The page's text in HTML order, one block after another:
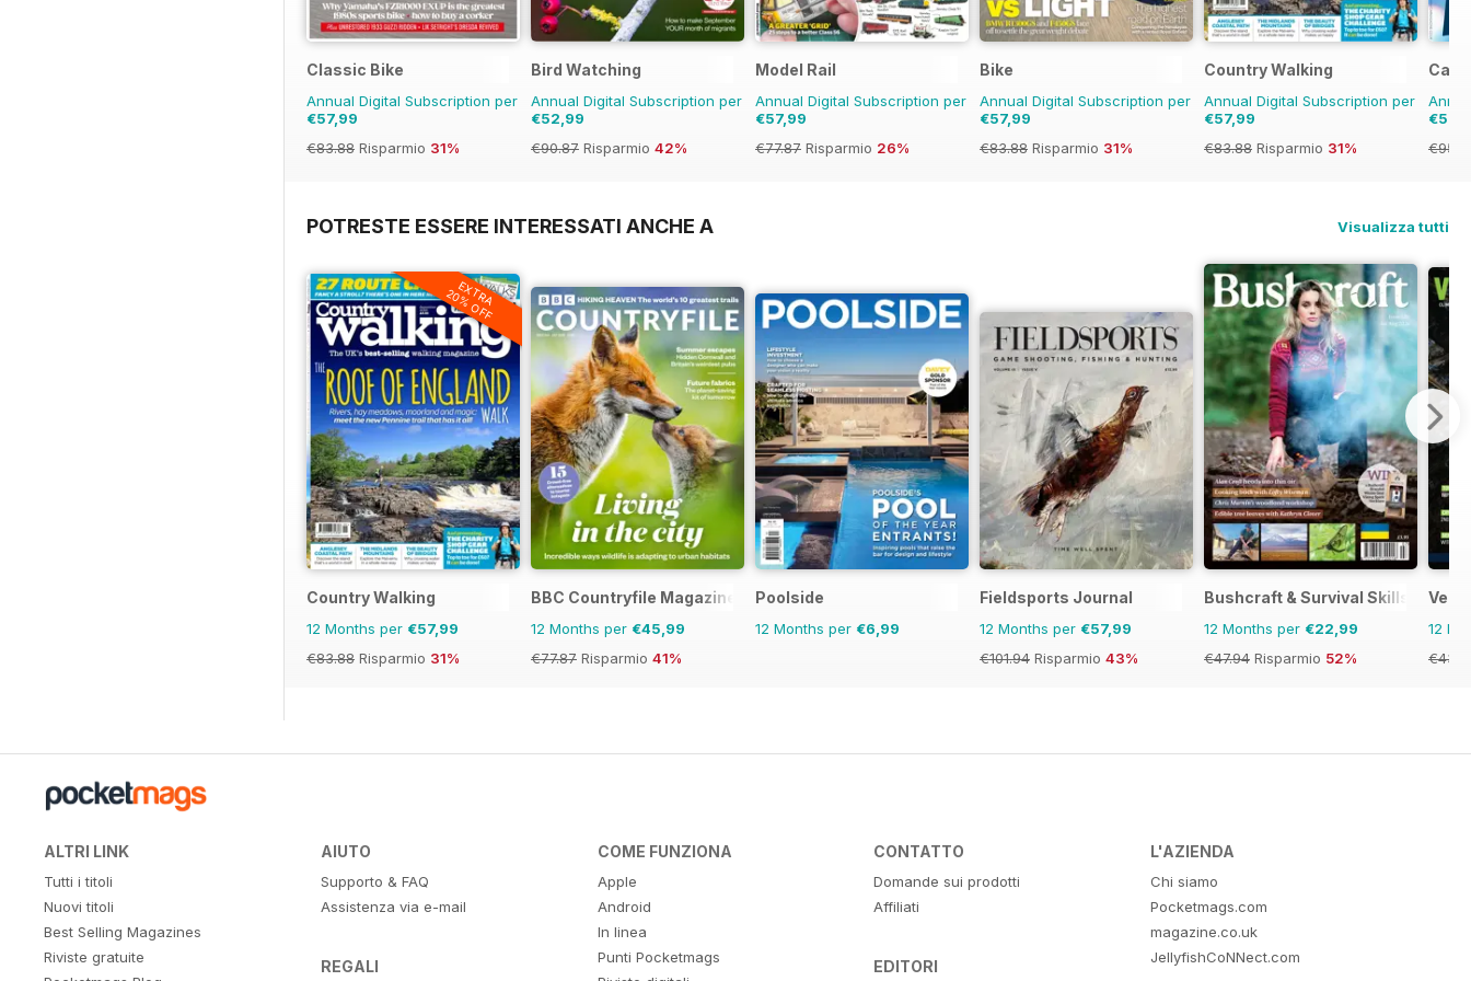
Classic Bike
Annual Digital Subscription per
€57,99
€83.88 Risparmio 31%
Bird Watching
Annual Digital Subscription per
€52,99
€90.87 Risparmio 42%
Model Rail
Annual Digital Subscription per
€57,99
€77.87 Risparmio 26%
Bike
Annual Digital Subscription per
€57,99
€83.88 Risparmio 31%
Country Walking
Annual Digital Subscription per
€57,99
€83.88 Risparmio 31%
Car
POTRESTE ESSERE INTERESSATI ANCHE A Visualizza tutti
EXTRA
20% OFF
Country Walking
12 Months per €57,99
€83.88 Risparmio 31%
BBC Countryfile Magazine
12 Months per €45,99
€77.87 Risparmio 41%
Poolside
12 Months per €6,99
Fieldsports Journal
12 Months per €57,99
€101.94 Risparmio 43%
Bushcraft & Survival Skills
12 Months per €22,99
€47.94 Risparmio 52%
12
ALTRI LINK
Tutti i titoli
Nuovi titoli
Best Selling Magazines
Riviste gratuite
AIUTO
Supporto & FAQ
Assistenza via e-mail
REGALI
COME FUNZIONA
Apple
Android
In linea
Punti Pocketmags
CONTATTO
Domande sui prodotti
Affiliati
EDITORI
L'AZIENDA
Chi siamo
Pocketmags.com
magazine.co.uk
JellyfishCoNNect.com